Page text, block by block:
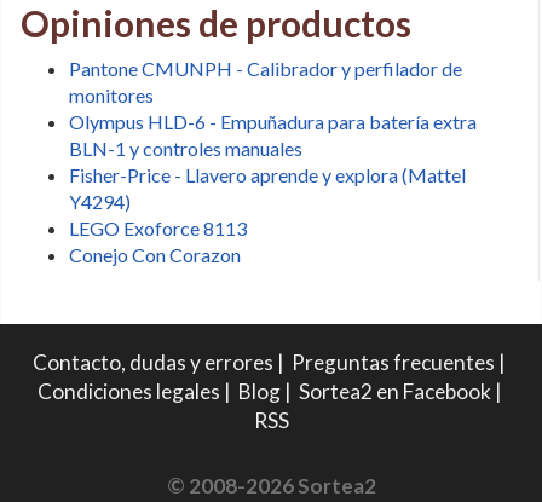
Opiniones de productos
Pantone CMUNPH - Calibrador y perfilador de
monitores
Olympus HLD-6 - Empuñadura para batería extra
BLN-1 y controles manuales
Fisher-Price - Llavero aprende y explora (Mattel
Y4294)
LEGO Exoforce 8113
Conejo Con Corazon
Contacto, dudas y errores | Preguntas frecuentes |
Condiciones legales | Blog| Sortea2 en Facebook |
RSS
© 2008-2026 Sortea2